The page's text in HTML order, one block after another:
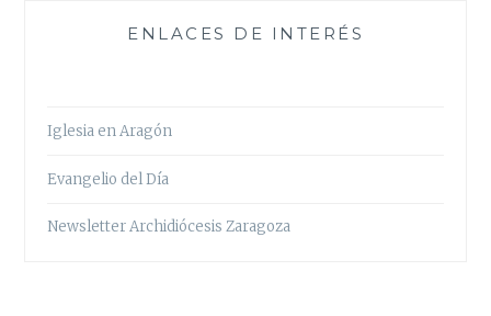
ENLACES DE INTERÉS
Iglesia en Aragón
Evangelio del Día
Newsletter Archidiócesis Zaragoza